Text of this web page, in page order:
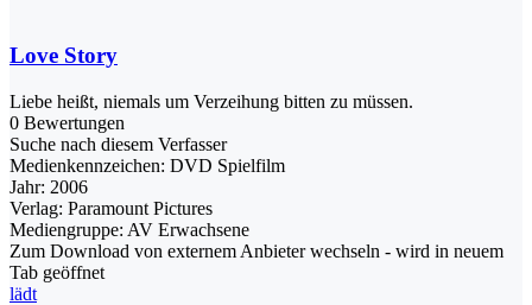
Love Story
Liebe heißt, niemals um Verzeihung bitten zu müssen.
0 Bewertungen
Suche nach diesem Verfasser
Medienkennzeichen: DVD Spielfilm
Jahr: 2006
Verlag: Paramount Pictures
Mediengruppe: AV Erwachsene
Zum Download von externem Anbieter wechseln - wird in neuem
Tab geöffnet
lädt